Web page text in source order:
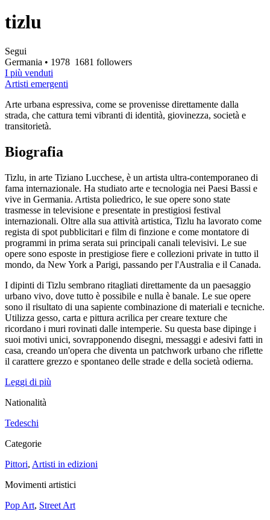
tizlu
Segui
Germania • 1978 1681 followers
I più venduti
Artisti emergenti
Arte urbana espressiva, come se provenisse direttamente dalla
strada, che cattura temi vibranti di identità, giovinezza, società e
transitorietà.
Biografia
Tizlu, in arte Tiziano Lucchese, è un artista ultra-contemporaneo di
fama internazionale. Ha studiato arte e tecnologia nei Paesi Bassi e
vive in Germania. Artista poliedrico, le sue opere sono state
trasmesse in televisione e presentate in prestigiosi festival
internazionali. Oltre alla sua attività artistica, Tizlu ha lavorato come
regista di spot pubblicitari e film di finzione e come montatore di
programmi in prima serata sui principali canali televisivi. Le sue
opere sono esposte in prestigiose fiere e collezioni private in tutto il
mondo, da New York a Parigi, passando per l'Australia e il Canada.
I dipinti di Tizlu sembrano ritagliati direttamente da un paesaggio
urbano vivo, dove tutto è possibile e nulla è banale. Le sue opere
sono il risultato di una sapiente combinazione di materiali e tecniche.
Utilizza gesso, carta e pittura acrilica per creare texture che
ricordano i muri rovinati dalle intemperie. Su questa base dipinge i
suoi motivi unici, sovrapponendo disegni, messaggi e adesivi fatti in
casa, creando un'opera che diventa un patchwork urbano che riflette
il carattere grezzo e spontaneo delle strade e della società odierna.
Leggi di più
Nationalità
Tedeschi
Categorie
Pittori, Artisti in edizioni
Movimenti artistici
Pop Art, Street Art